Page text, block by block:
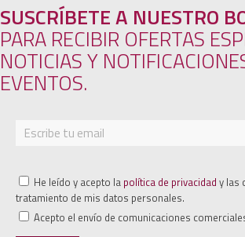
SUSCRÍBETE A NUESTRO
PARA RECIBIR OFERTAS
NOTICIAS Y
EVENTOS.
He leído y acepto la política de privacidad y las
tratamiento de mis datos personales.
Acepto el envío de comunicaciones